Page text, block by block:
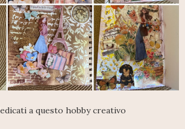
a questo hobby creativo